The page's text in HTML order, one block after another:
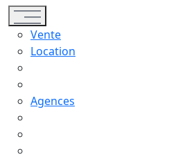
Toggle navigation
Vente
Location
Agences